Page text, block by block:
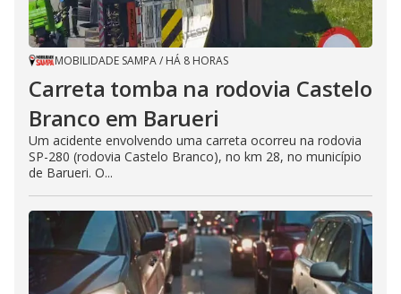
MOBILIDADE SAMPA/ HÁ 8 HORAS
Carreta tomba na rodovia Castelo
Branco em Barueri
Um acidente envolvendo uma carreta ocorreu na rodovia
SP-280 (rodovia Castelo Branco), no km 28, no município
de Barueri. O...